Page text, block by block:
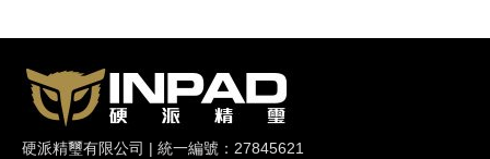
硬派精璽有限公司 | 統一編號：27845621